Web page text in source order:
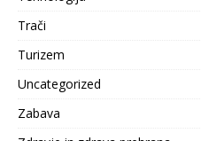
Trači
Turizem
Uncategorized
Zabava